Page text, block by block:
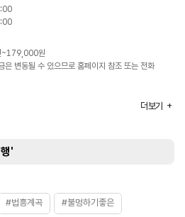
원
은 변동될 수 있으므로 홈페이지 참조 또는 전화
더보기
'
#법흥계곡 #불멍하기좋은